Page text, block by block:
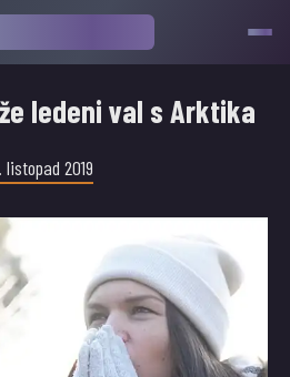
ledeni val s Arktika
listopad 2019